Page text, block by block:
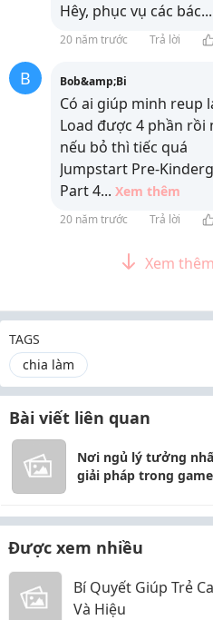
Hêy, phục vụ các bác...
20 năm trước Trả lời
B Bob&amp;Bi
Có ai giúp minh reup
Load được 4 phần rồi
nếu bỏ thì tiếc quá
Jumpstart Pre-
Part 4... Xem thêm
20 năm trước Trả lời
Xem
TAGS
chia làm
Bài viết liên quan
Nơi ngủ lý tưởng
giải pháp trong
Được xem nhiều
Bí Quyết Giúp Trẻ
Và Hiệu